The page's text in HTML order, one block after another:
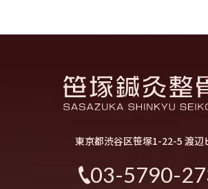
東京都渋谷区笹塚1-22-5 渡辺
03-5790-